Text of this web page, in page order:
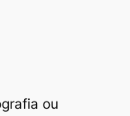
ou